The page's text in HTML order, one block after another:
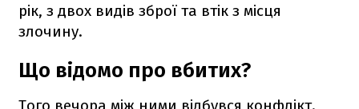
рік, з двох видів зброї та втік з місця
злочину.
Що відомо про вбитих?
Того вечора між ними відбувся конфлікт.